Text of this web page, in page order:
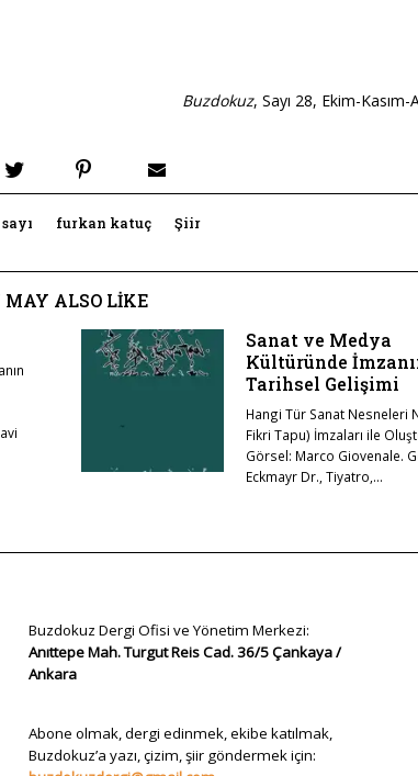
Buzdokuz, Sayı 28, Ekim-Kasım-
furkan katuç Şiir
MAY ALSO LIKE
Sanat ve Medya
Kültüründe
Tarihsel Gelişimi
Hangi Tür Sanat Nesneleri
Fikri Tapu) İmzaları ile
Görsel: Marco Giovenale.
Eckmayr Dr., Tiyatro,…
Buzdokuz Dergi Ofisi ve Yönetim Merkezi:
Anıttepe Mah. Turgut Reis Cad. 36/5 Çankaya /
Ankara
Abone olmak, dergi edinmek, ekibe katılmak,
Buzdokuz’a yazı, çizim, şiir göndermek için: